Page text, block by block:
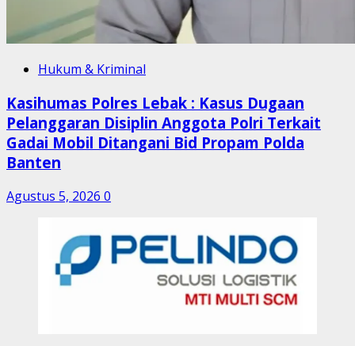
Hukum & Kriminal
Kasihumas Polres Lebak : Kasus Dugaan
Pelanggaran Disiplin Anggota Polri Terkait
Gadai Mobil Ditangani Bid Propam Polda
Banten
Agustus 5, 2026 0